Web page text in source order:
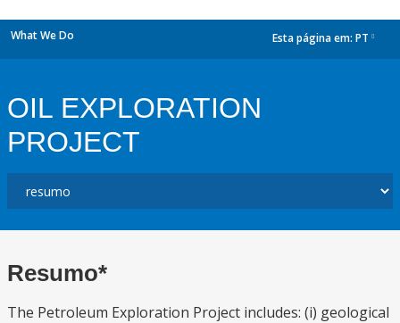
What We Do Esta página em: PT
OIL EXPLORATION
PROJECT
Resumo*
The Petroleum Exploration Project includes: (i) geological